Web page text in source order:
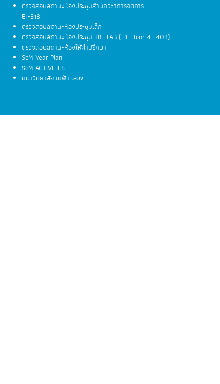
ตรวจสอบสถานะห้องประชุมสำนักวิชาการจัดการ
E1-318
ตรวจสอบสถานะห้องประชุมเล็ก
ตรวจสอบสถานะห้องประชุม TBE LAB (E1-Floor 4 -408)
ตรวจสอบสถานะห้องให้คำปรึกษา
SoM Year Plan
SoM ACTIVITIES
มหาวิทยาลัยแม่ฟ้าหลวง